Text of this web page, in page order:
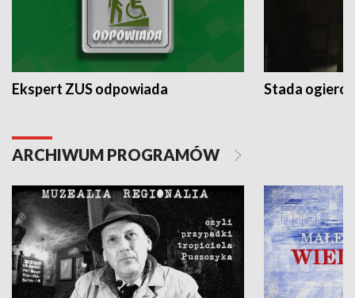
Ekspert ZUS odpowiada Stada
ARCHIWUM PROGRAMÓW